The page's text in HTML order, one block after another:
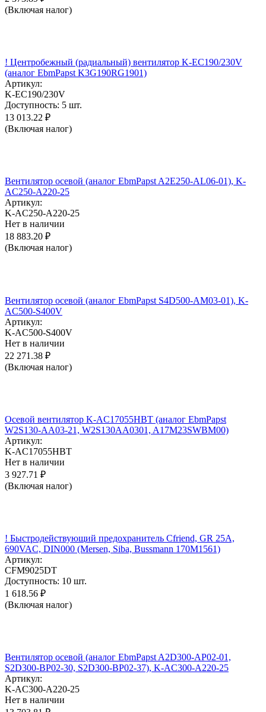
(Включая налог)
! Центробежный (радиальный) вентилятор K-EC190/230V
(аналог EbmPapst K3G190RG1901)
Артикул:
K-EC190/230V
Доступность: 5 шт.
13 013.22 ₽
(Включая налог)
Вентилятор осевой (аналог EbmPapst A2E250-AL06-01), K-
AC250-A220-25
Артикул:
K-AC250-A220-25
Нет в наличии
18 883.20 ₽
(Включая налог)
Вентилятор осевой (аналог EbmPapst S4D500-AM03-01), K-
AC500-S400V
Артикул:
K-AC500-S400V
Нет в наличии
22 271.38 ₽
(Включая налог)
Осевой вентилятор K-AC17055HBT (аналог EbmPapst
W2S130-AA03-21, W2S130AA0301, A17M23SWBM00)
Артикул:
K-AC17055HBT
Нет в наличии
3 927.71 ₽
(Включая налог)
! Быстродействующий предохранитель Cfriend, GR 25А,
690VAC, DIN000 (Mersen, Siba, Bussmann 170M1561)
Артикул:
CFM9025DT
Доступность: 10 шт.
1 618.56 ₽
(Включая налог)
Вентилятор осевой (аналог EbmPapst A2D300-AP02-01,
S2D300-BP02-30, S2D300-BP02-37), K-AC300-A220-25
Артикул:
K-AC300-A220-25
Нет в наличии